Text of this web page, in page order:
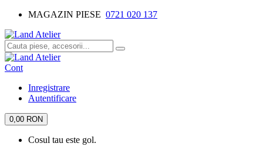
MAGAZIN PIESE 0721 020 137
Cont
Inregistrare
Autentificare
0,00 RON
Cosul tau este gol.